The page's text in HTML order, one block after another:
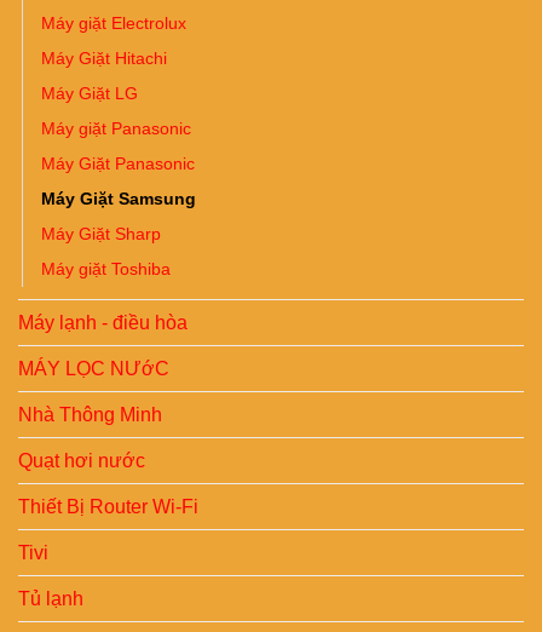
Máy giặt Electrolux
Máy Giặt Hitachi
Máy Giặt LG
Máy giặt Panasonic
Máy Giặt Panasonic
Máy Giặt Samsung
Máy Giặt Sharp
Máy giặt Toshiba
Máy lạnh - điều hòa
MÁY LỌC NƯớC
Nhà Thông Minh
Quạt hơi nước
Thiết Bị Router Wi-Fi
Tivi
Tủ lạnh